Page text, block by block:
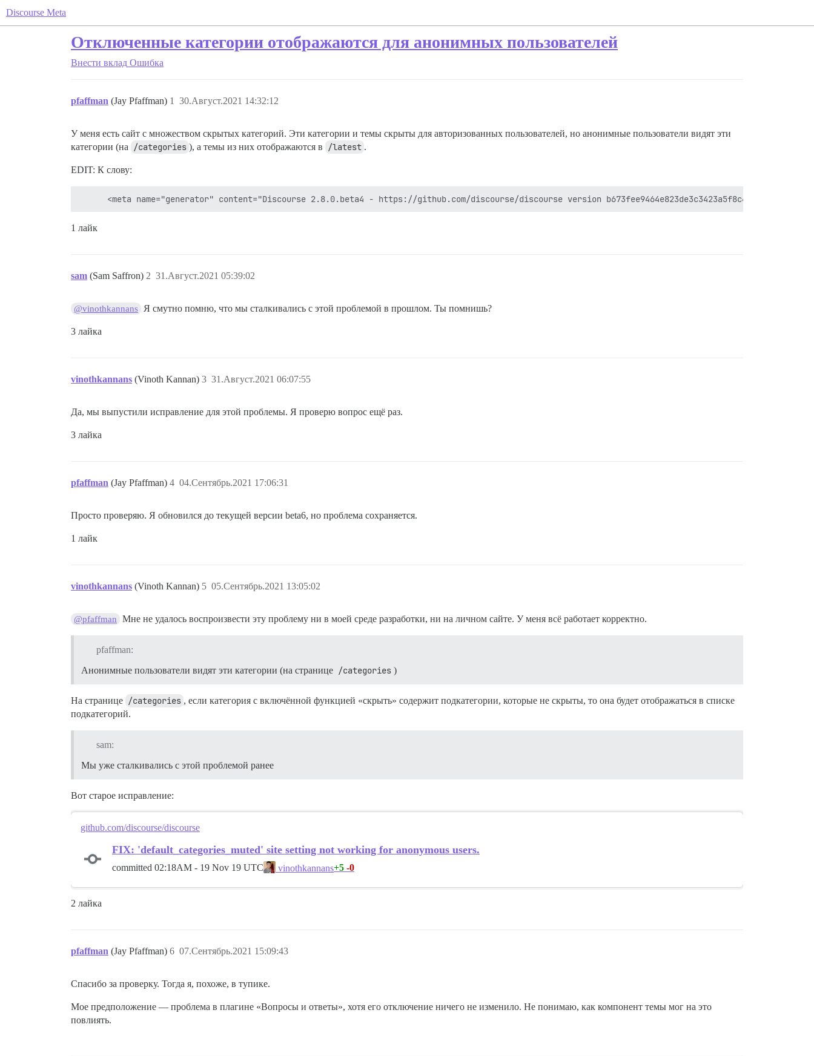
Discourse Meta
Отключенные категории отображаются для анонимных пользователей
Внести вклад Ошибка
pfaffman (Jay Pfaffman) 30.Август.2021 14:32:12
1
У меня есть сайт с множеством скрытых категорий. Эти категории и темы скрыты для авторизованных пользователей, но анонимные пользователи видят эти
категории (на
/categories ), а темы из них отображаются в /latest .
EDIT: К слову:
1 лайк
sam (Sam Saffron) 31.Август.2021 05:39:02
2
@vinothkannans Я смутно помню, что мы сталкивались с этой проблемой в прошлом. Ты помнишь?
3 лайка
vinothkannans (Vinoth Kannan) 31.Август.2021 06:07:55
3
Да, мы выпустили исправление для этой проблемы. Я проверю вопрос ещё раз.
3 лайка
pfaffman (Jay Pfaffman) 04.Сентябрь.2021 17:06:31
4
Просто проверяю. Я обновился до текущей версии beta6, но проблема сохраняется.
1 лайк
vinothkannans (Vinoth Kannan) 05.Сентябрь.2021 13:05:02
5
@pfaffman Мне не удалось воспроизвести эту проблему ни в моей среде разработки, ни на личном сайте. У меня всё работает корректно.
pfaffman:
Анонимные пользователи видят эти категории (на странице /categories )
На странице /categories , если категория с включённой функцией «скрыть» содержит подкатегории, которые не скрыты, то она будет отображаться в списке
подкатегорий.
sam:
Мы уже сталкивались с этой проблемой ранее
Вот старое исправление:
github.com/discourse/discourse
FIX: 'default_categories_muted' site setting not working for anonymous users.
committed 02:18AM - 19 Nov 19 UTC vinothkannans+5 -0
2 лайка
pfaffman (Jay Pfaffman) 07.Сентябрь.2021 15:09:43
6
Спасибо за проверку. Тогда я, похоже, в тупике.
Мое предположение — проблема в плагине «Вопросы и ответы», хотя его отключение ничего не изменило. Не понимаю, как компонент темы мог на это
повлиять.